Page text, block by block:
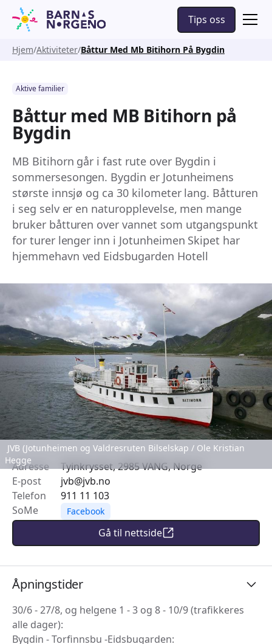
Tips oss
Hjem Aktiviteter Båttur Med Mb Bitihorn På Bygdin
Aktive familier
Båttur med MB Bitihorn på
Bygdin
MB Bitihorn går i fast rute over Bygdin i
sommersesongen. Bygdin er Jotunheimens
største innsjø og ca 30 kilometer lang. Båtturen
i seg selv er en naturopplevelse, men mange
bruker båtturen over vannet som utgangspunkt
for turer lenger inn i Jotunheimen Skipet har
hjemmehavn ved Eidsbugarden Hotell
JVB (Jotunheimen og Valdresruten Bilselskap / Ole Kristian
Hegge
Adresse
Tyinkrysset, 2985 VANG, Norge
E-post
jvb@jvb.no
Telefon
911 11 103
SoMe
Facebook
Gå til nettside
Åpningstider
30/6 - 27/8, og helgene 1 - 3 og 8 - 10/9 (trafikkeres
alle dager):
Bygdin - Torfinnsbu -Eidsbugarden: